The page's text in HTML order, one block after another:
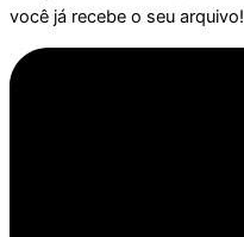
você já recebe o seu arquivo!